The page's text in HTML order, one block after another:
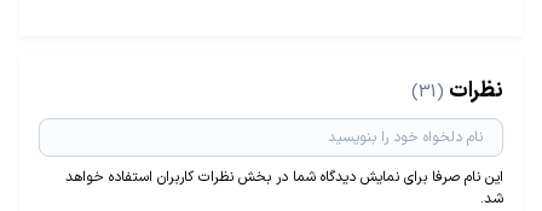
نظرات (31)
این نام صرفا برای نمایش دیدگاه شما در بخش نظرات کاربران استفاده خواهد
شد.